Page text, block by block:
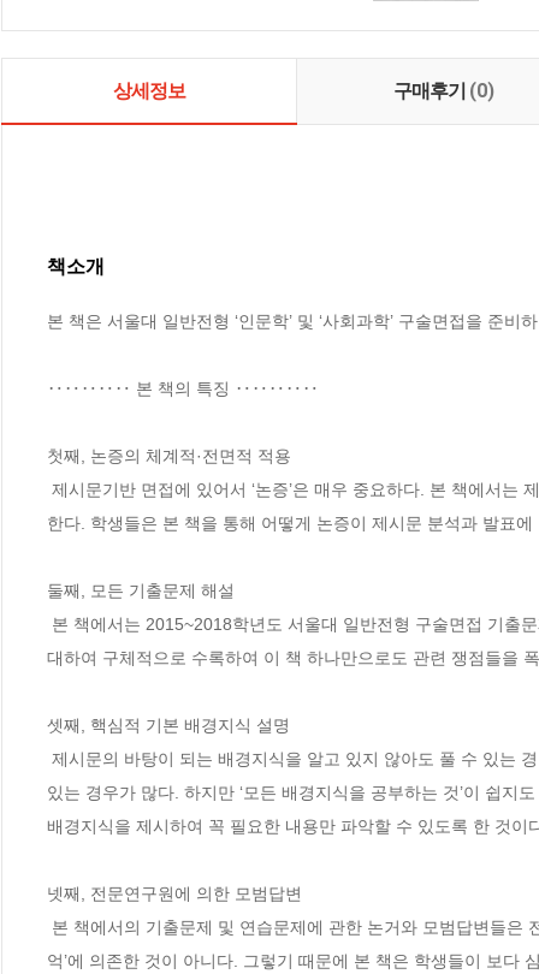
상세정보 구매후기 (0)
책소개
본 책은 서울대 일반전형 ‘인문학’ 및 ‘사회과학’ 구술면접을 준비
‥‥‥‥‥ 본 책의 특징 ‥‥‥‥‥
첫째, 논증의 체계적·전면적 적용
한다. 학생들은 본 책을 통해 어떻게 논증이 제시문 분석과 발표
둘째, 모든 기출문제 해설
대하여 구체적으로 수록하여 이 책 하나만으로도 관련 쟁점들을
셋째, 핵심적 기본 배경지식 설명
있는 경우가 많다. 하지만 ‘모든 배경지식을 공부하는 것’이 쉽
배경지식을 제시하여 꼭 필요한 내용만 파악할 수 있도록 한 것이
넷째, 전문연구원에 의한 모범답변
억’에 의존한 것이 아니다. 그렇기 때문에 본 책은 학생들이 보다